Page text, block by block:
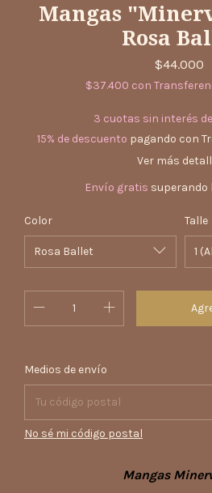
Mangas
Rosa
$44.000
$37.400 con
3 cuotas sin interés de
15% de descuento pagando con
Ver más
Envío gratis superando
Color Talle
Entregas para el CP:
Medios de envío
No sé mi código postal
Mangas